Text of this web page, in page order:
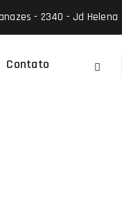
- 2340 - Jd Helena
Contato